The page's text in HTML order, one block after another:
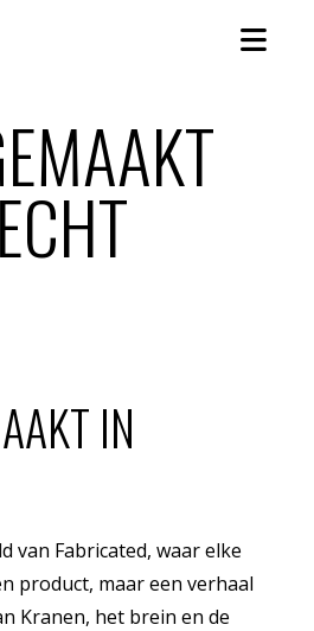
IN
van Fabricated, waar elke
product, maar een verhaal
Kranen, het brein en de